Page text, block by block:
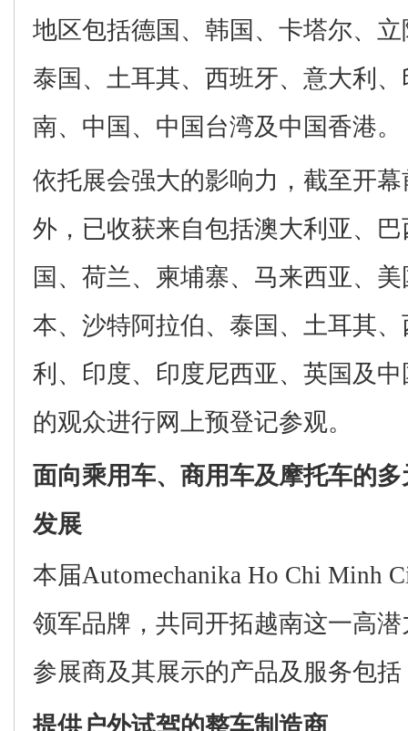
地区包括德国、韩国、卡塔尔、
泰国、土耳其、西班牙、意大利
南、 中国、 中国 台湾及中国香港。
依托展会强大的影响力，截至开
外，已收获来自包括澳大利亚、
国、荷兰、柬埔寨、马来西亚、
本、沙特阿拉伯、泰国、土耳其
利、印度、印度尼西亚、英国及
的观众进行网上预登记参观。
面向乘用车、商用车及摩托车的
发展
本届Automechanika Ho Chi Minh
领军品牌，共同开拓越南这一高
参展商及其展示的产品及服务包括
提供户外试驾的整车制造商